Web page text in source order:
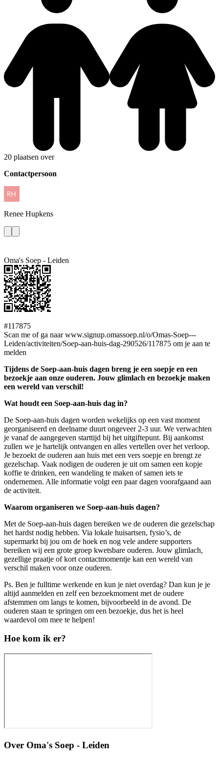
20 plaatsen over
Contactpersoon
Renee Hupkens
Oma's Soep - Leiden
#117875
Scan me of ga naar www.signup.omassoep.nl/o/Omas-Soep---
Leiden/activiteiten/Soep-aan-huis-dag-290526/117875 om je aan te
melden
Tijdens de Soep-aan-huis dagen breng je een soepje en een
bezoekje aan onze ouderen. Jouw glimlach en bezoekje maken
een wereld van verschil!
Wat houdt een Soep-aan-huis dag in?
De Soep-aan-huis dagen worden wekelijks op een vast moment
georganiseerd en deelname duurt ongeveer 2-3 uur. We verwachten
je vanaf de aangegeven starttijd bij het uitgiftepunt. Bij aankomst
zullen we je hartelijk ontvangen en alles vertellen over het verloop.
Je bezoekt de ouderen aan huis met een vers soepje en brengt ze
gezelschap. Vaak nodigen de ouderen je uit om samen een kopje
koffie te drinken, een wandeling te maken of samen iets te
ondernemen. Alle informatie volgt een paar dagen voorafgaand aan
de activiteit.
Waarom organiseren we Soep-aan-huis dagen?
Met de Soep-aan-huis dagen bereiken we de ouderen die gezelschap
het hardst nodig hebben. Via lokale huisartsen, fysio’s, de
supermarkt bij jou om de hoek en nog vele andere supporters
bereiken wij een grote groep kwetsbare ouderen. Jouw glimlach,
gezellige praatje of kort contactmomentje kan een wereld van
verschil maken voor onze ouderen.
Ps. Ben je fulltime werkende en kun je niet overdag? Dan kun je je
altijd aanmelden en zelf een bezoekmoment met de oudere
afstemmen om langs te komen, bijvoorbeeld in de avond. De
ouderen staan te springen om een bezoekje, dus het is heel
waardevol om mee te helpen!
Hoe kom ik er?
Over Oma's Soep - Leiden